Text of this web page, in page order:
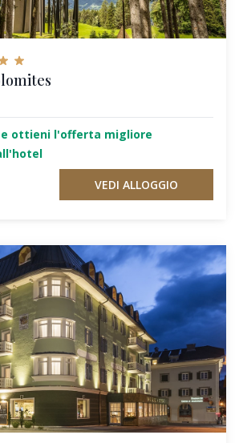
ottieni l'offerta migliore
VEDI ALLOGGIO